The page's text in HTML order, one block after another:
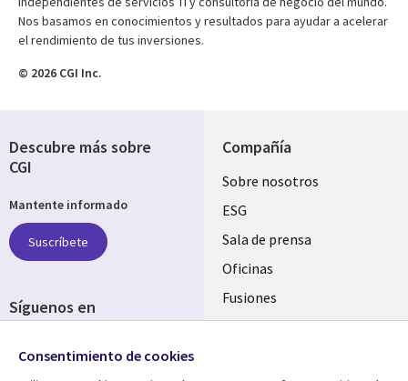
Nos basamos en conocimientos y resultados para ayudar a acelerar
el rendimiento de tus inversiones.
© 2026 CGI Inc.
Compañía
Useful
links
SPAIN
Sobre nosotros
ESG
Sala de prensa
Oficinas
Fusiones
Inversores
Descubre más sobre
CGI
Mantente informado
Suscríbete
Síguenos en
Media
Consentimiento de cookies